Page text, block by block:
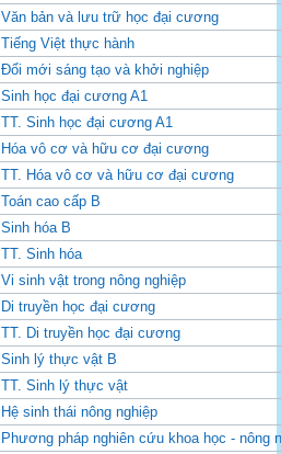
Văn bản và lưu trữ học đại cương
Tiếng Việt thực hành
Đổi mới sáng tạo và khởi nghiệp
Sinh học đại cương A1
TT. Sinh học đại cương A1
Hóa vô cơ và hữu cơ đại cương
TT. Hóa vô cơ và hữu cơ đại cương
Toán cao cấp B
Sinh hóa B
TT. Sinh hóa
Vi sinh vật trong nông nghiệp
Di truyền học đại cương
TT. Di truyền học đại cương
Sinh lý thực vật B
TT. Sinh lý thực vật
Hệ sinh thái nông nghiệp
Phương pháp nghiên cứu khoa học - nông